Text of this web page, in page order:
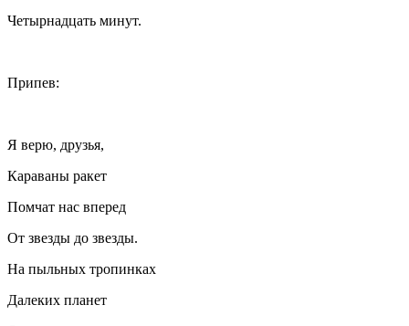
Четырнадцать минут.
Припев:
Я верю, друзья,
Караваны ракет
Помчат нас вперед
От звезды до звезды.
На пыльных тропинках
Далеких планет